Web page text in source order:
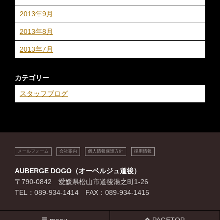
2013年9月
2013年8月
2013年7月
カテゴリー
スタッフブログ
メールフォーム 会社案内 個人情報保護方針 採用情報
AUBERGE DOGO（オーベルジュ道後）
〒790-0842 愛媛県松山市道後湯之町1-26
TEL：089-934-1414 FAX：089-934-1415